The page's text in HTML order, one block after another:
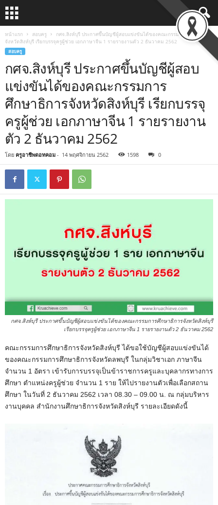
หน้าแรก สอบครู
กศจ.สิงห์บุรี ประกาศขึ้นบัญชีผู้สอบแข่งขันได้ของคณะกรรมการศึกษาธิการ
จังหวัดสิงห์บุรี เรียกบรรจุครูผู้ช่วย เอกภาษาจีน 1 รายรายงานตัว 2 ธันวาคม 2562
สอบครู
กศจ.สิงห์บุรี ประกาศขึ้นบัญชีผู้สอบ
แข่งขันได้ของคณะกรรมการ
ศึกษาธิการจังหวัดสิงห์บุรี เรียกบรรจุ
ครูผู้ช่วย เอกภาษาจีน 1 รายรายงาน
ตัว 2 ธันวาคม 2562
โดย ครูอาชีพดอทคอม - 14 พฤศจิกายน 2562 1598 0
กศจ.สิงห์บุรี ประกาศขึ้นบัญชีผู้สอบแข่งขันได้ของคณะกรรมการศึกษาธิการจังหวัดสิงห์บุรี
เรียกบรรจุครูผู้ช่วย เอกภาษาจีน 1 รายรายงานตัว 2 ธันวาคม 2562
คณะกรรมการศึกษาธิการจังหวัดสิงห์บุรี ได้ขอใช้บัญชีผู้สอบแข่งขันได้
ของคณะกรรมการศึกษาธิการจังหวัดลพบุรี ในกลุ่มวิชาเอก ภาษาจีน
จำนวน 1 อัตรา เข้ารับการบรรจุเป็นข้าราชการครูและบุคลากรทางการ
ศึกษา ตำแหน่งครูผู้ช่วย จำนวน 1 ราย ให้ไปรายงานตัวเพื่อเลือกสถาน
ศึกษา ในวันที่ 2 ธันวาคม 2562 เวลา 08.30 – 09.00 น. ณ กลุ่มบริหาร
งานบุคคล สำนักงานศึกษาธิการจังหวัดสิงห์บุรี รายละเอียดดังนี้